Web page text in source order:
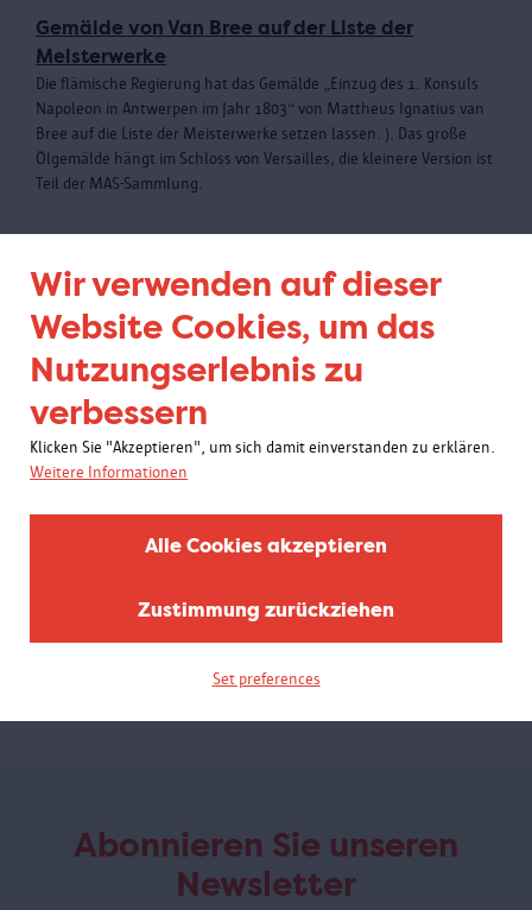
Wir verwenden auf dieser
Website Cookies, um das
Nutzungserlebnis zu
verbessern
Klicken Sie "Akzeptieren", um sich damit einverstanden zu erklären.
Weitere Informationen
Alle Cookies akzeptieren
Zustimmung zurückziehen
Set preferences
Gemälde von Van Bree auf der Liste der
Meisterwerke
Die flämische Regierung hat das Gemälde „Einzug des 1. Konsuls
Napoleon in Antwerpen im Jahr 1803“ von Mattheus Ignatius van
Bree auf die Liste der Meisterwerke setzen lassen. ). Das große
Ölgemälde hängt im Schloss von Versailles, die kleinere Version ist
Teil der MAS-Sammlung.
Neun Meditationen
nutzten solche Sequenzen als Hilfsmittel für ihre Meditation.
Abonnieren Sie unseren
Newsletter